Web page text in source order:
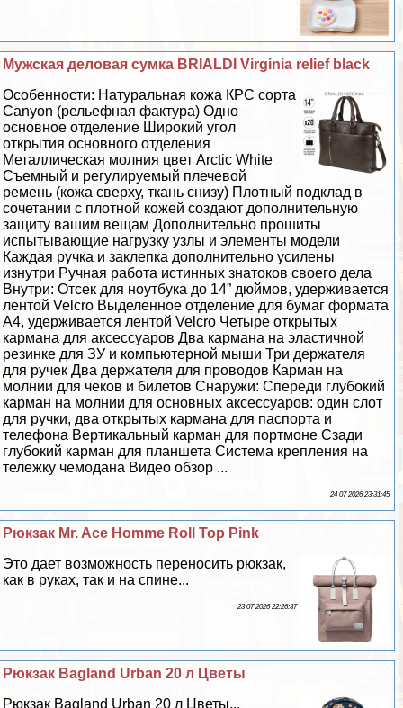
Мужская деловая сумка BRIALDI Virginia relief black
Особенности: Натуральная кожа КРС сорта
Canyon (рельефная фактура) Одно
основное отделение Широкий угол
открытия основного отделения
Металлическая молния цвет Arctic White
Съемный и регулируемый плечевой
ремень (кожа сверху, ткань снизу) Плотный подклад в
сочетании с плотной кожей создают дополнительную
защиту вашим вещам Дополнительно прошиты
испытывающие нагрузку узлы и элементы модели
Каждая ручка и заклепка дополнительно усилены
изнутри Ручная работа истинных знатоков своего дела
Внутри: Отсек для ноутбука до 14” дюймов, удерживается
лентой Velcro Выделенное отделение для бумаг формата
А4, удерживается лентой Velcro Четыре открытых
кармана для аксессуаров Два кармана на эластичной
резинке для ЗУ и компьютерной мыши Три держателя
для ручек Два держателя для проводов Карман на
молнии для чеков и билетов Снаружи: Спереди глубокий
карман на молнии для основных аксессуаров: один слот
для ручки, два открытых кармана для паспорта и
телефона Вертикальный карман для портмоне Сзади
глубокий карман для планшета Система крепления на
тележку чемодана Видео обзор ...
24 07 2026 23:31:45
Рюкзак Mr. Ace Homme Roll Top Pink
Это дает возможность переносить рюкзак,
как в руках, так и на спине...
23 07 2026 22:26:37
Рюкзак Bagland Urban 20 л Цветы
Рюкзак Bagland Urban 20 л Цветы...